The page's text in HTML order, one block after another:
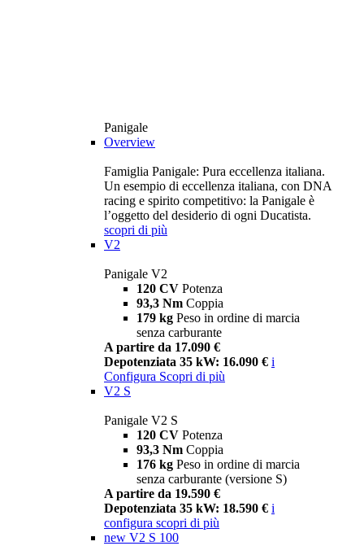
Panigale
Overview
Famiglia Panigale: Pura eccellenza italiana.
Un esempio di eccellenza italiana, con DNA
racing e spirito competitivo: la Panigale è
l’oggetto del desiderio di ogni Ducatista.
scopri di più
V2
Panigale V2
120 CV Potenza
93,3 Nm Coppia
179 kg Peso in ordine di marcia
senza carburante
A partire da 17.090 €
Depotenziata 35 kW: 16.090 € i
Configura Scopri di più
V2 S
Panigale V2 S
120 CV Potenza
93,3 Nm Coppia
176 kg Peso in ordine di marcia
senza carburante (versione S)
A partire da 19.590 €
Depotenziata 35 kW: 18.590 € i
configura scopri di più
new V2 S 100